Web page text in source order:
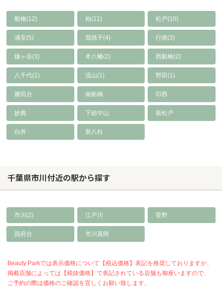
船橋(12) 柏(11) 松戸(10)
浦安(5) 我孫子(4) 行徳(3)
鎌ヶ谷(3) 本八幡(2) 西船橋(2)
八千代(1) 流山(1) 野田(1)
勝田台 南船橋 印西
妙典 下総中山 新松戸
白井 新八柱
千葉県市川付近の駅から探す
市川(2) 江戸川 菅野
国府台 市川真間
Beauty Parkでは表示価格について【税込価格】表記を推奨しておりますが、
掲載店舗によっては【税抜価格】で表記されている店舗も御座いますので、
ご予約の際は価格のご確認を宜しくお願い致します。